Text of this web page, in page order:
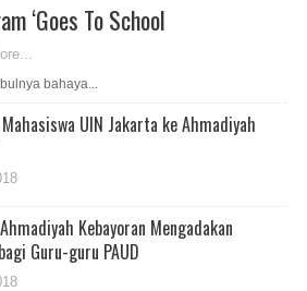
‘Goes To School
bahaya...
UIN Jakarta ke Ahmadiyah
Kebayoran Mengadakan
Guru-guru PAUD